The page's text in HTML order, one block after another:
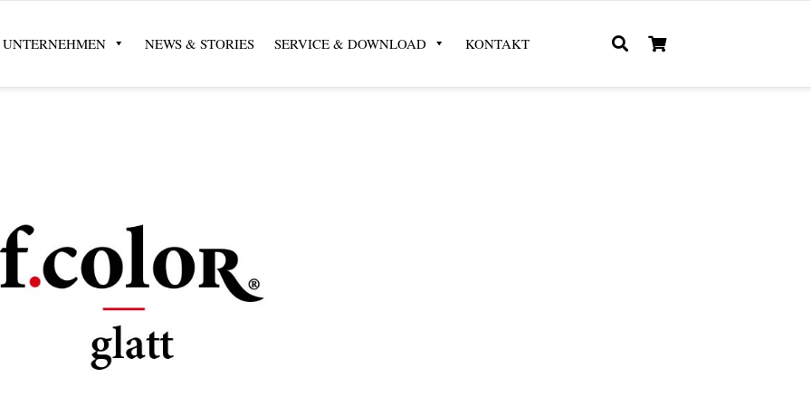
UNTERNEHMEN NEWS & STORIES SERVICE & DOWNLOAD KONTAKT